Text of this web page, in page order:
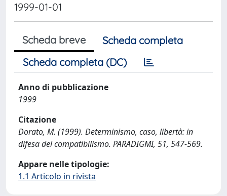
1999-01-01
Scheda breve
Scheda completa
Scheda completa (DC)
Anno di pubblicazione
1999
Citazione
Dorato, M. (1999). Determinismo, caso, libertà: in
difesa del compatibilismo. PARADIGMI, 51, 547-569.
Appare nelle tipologie:
1.1 Articolo in rivista